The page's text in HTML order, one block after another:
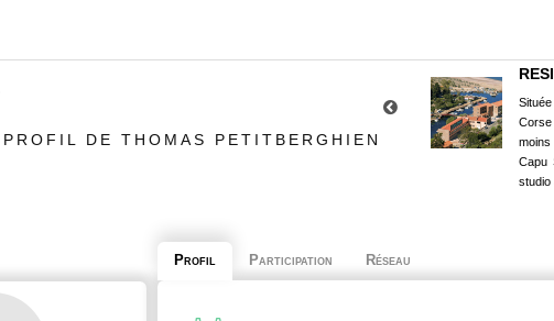
DE THOMAS PETITBERGHIEN
Capu
studio
Profil Participation Réseau